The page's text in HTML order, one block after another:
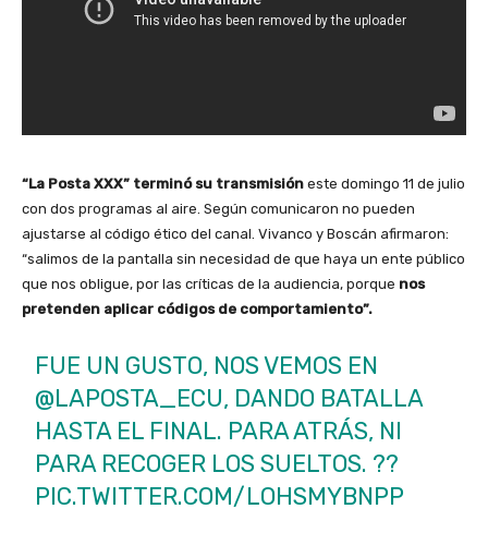
“La Posta XXX” terminó su transmisión este domingo 11 de julio
con dos programas al aire. Según comunicaron no pueden
ajustarse al código ético del canal. Vivanco y Boscán afirmaron:
“salimos de la pantalla sin necesidad de que haya un ente público
que nos obligue, por las críticas de la audiencia, porque nos
pretenden aplicar códigos de comportamiento”.
FUE UN GUSTO, NOS VEMOS EN
@LAPOSTA_ECU, DANDO BATALLA
HASTA EL FINAL. PARA ATRÁS, NI
PARA RECOGER LOS SUELTOS. ??
PIC.TWITTER.COM/LOHSMYBNPP